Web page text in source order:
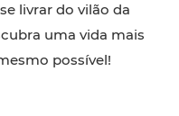
livrar do vilão da
uma vida mais
possível!